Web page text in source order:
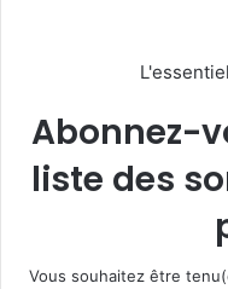
Abonnez-
liste des
Vous souhaitez être